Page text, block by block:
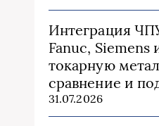
Интеграция
Fanuc, Siemens
токарную
сравнение и
31.07.2026